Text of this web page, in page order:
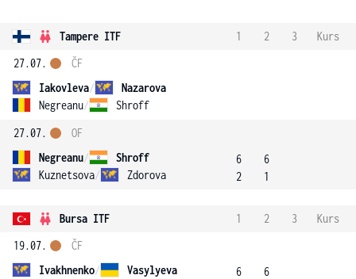
Tampere ITF 1 2 3
Kurs
27.07.
Iakovleva/
Nazarova
Negreanu/ Shroff
ČF
27.07.
Negreanu/
Shroff
Kuznetsova/ Zdorova
OF
6
2
6
1
Bursa ITF 1 2 3
Kurs
19.07.
Ivakhnenko/
Vasylyeva
ČF
6
6